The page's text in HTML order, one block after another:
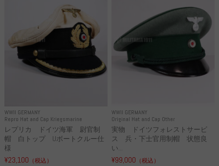
WWII GERMANY
Repro Hat and Cap Kriegsmarine
レプリカ ドイツ海軍 尉官制
帽 白トップ Uボートクルー仕
様
¥23,100 （税込）
WWII GERMANY
Original Hat and Cap Other
実物 ドイツフォレストサービ
ス 兵・下士官用制帽 状態良
い...
¥99,000 （税込）